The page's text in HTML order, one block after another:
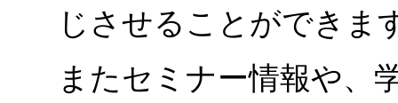
じさせることができま
またセミナー情報や、